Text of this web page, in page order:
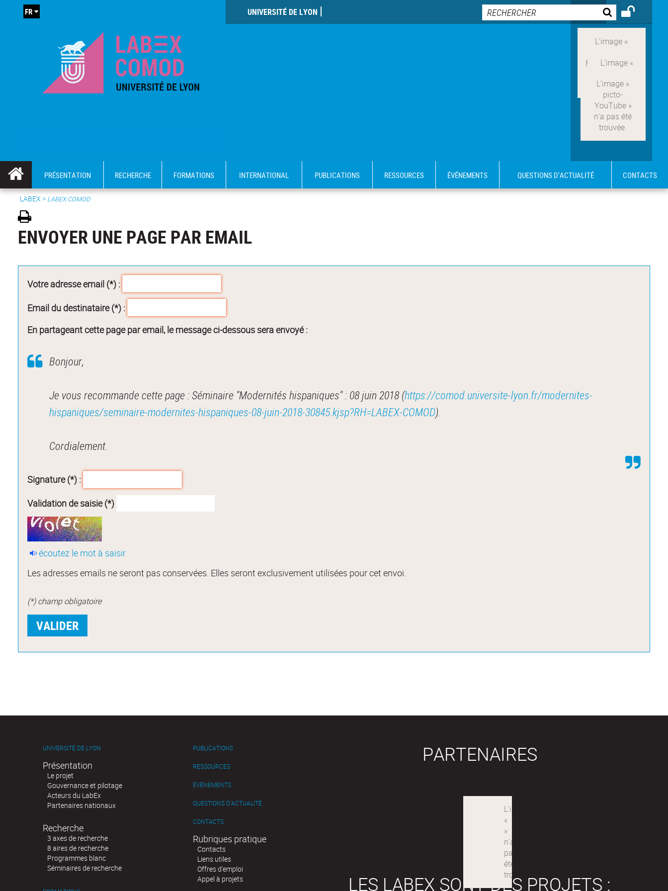
UNIVERSITÉ DE LYON
FR
PRÉSENTATION RECHERCHE FORMATIONS INTERNATIONAL PUBLICATIONS RESSOURCES ÉVÉNEMENTS QUESTIONS D'ACTUALITÉ CONTACTS
LABEX > LABEX COMOD
ENVOYER UNE PAGE PAR EMAIL
Votre adresse email (*) :
Email du destinataire (*) :
En partageant cette page par email, le message ci-dessous sera envoyé :
Bonjour,
Je vous recommande cette page : Séminaire "Modernités hispaniques" : 08 juin 2018 (https://comod.universite-lyon.fr/modernites-
hispaniques/seminaire-modernites-hispaniques-08-juin-2018-30845.kjsp?RH=LABEX-COMOD).
Cordialement.
Signature (*) :
Validation de saisie (*)
écoutez le mot à saisir
Les adresses emails ne seront pas conservées. Elles seront exclusivement utilisées pour cet envoi.
(*) champ obligatoire
UNIVERSITÉ DE LYON
Présentation
Le projet
Gouvernance et pilotage
Acteurs du LabEx
Partenaires nationaux
Recherche
3 axes de recherche
8 aires de recherche
Programmes blanc
Séminaires de recherche
PUBLICATIONS
RESSOURCES
ÉVÉNEMENTS
QUESTIONS D'ACTUALITÉ
CONTACTS
Rubriques pratique
Contacts
Liens utiles
Offres d'emploi
Appel à projets
PARTENAIRES
LES LABEX SONT DES PROJETS :